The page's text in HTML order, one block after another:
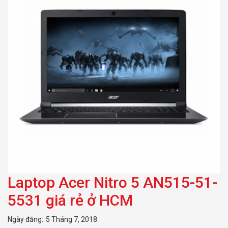
Laptop Acer Nitro 5 AN515-51-
5531 giá rẻ ở HCM
Ngày đăng: 5 Tháng 7, 2018